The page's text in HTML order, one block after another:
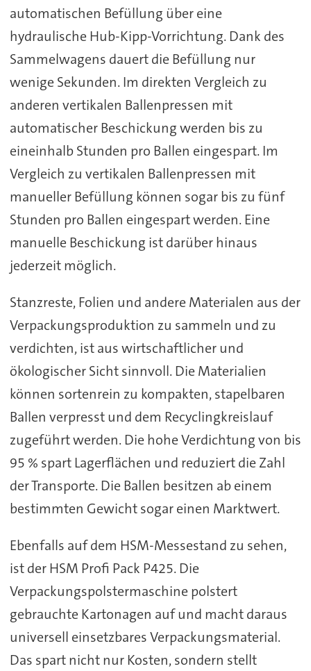
automatischen Befüllung über eine
hydraulische Hub-Kipp-Vorrichtung. Dank des
Sammelwagens dauert die Befüllung nur
wenige Sekunden. Im direkten Vergleich zu
anderen vertikalen Ballenpressen mit
automatischer Beschickung werden bis zu
eineinhalb Stunden pro Ballen eingespart. Im
Vergleich zu vertikalen Ballenpressen mit
manueller Befüllung können sogar bis zu fünf
Stunden pro Ballen eingespart werden. Eine
manuelle Beschickung ist darüber hinaus
jederzeit möglich.
Stanzreste, Folien und andere Materialen aus der
Verpackungsproduktion zu sammeln und zu
verdichten, ist aus wirtschaftlicher und
ökologischer Sicht sinnvoll. Die Materialien
können sortenrein zu kompakten, stapelbaren
Ballen verpresst und dem Recyclingkreislauf
zugeführt werden. Die hohe Verdichtung von bis
95 % spart Lagerflächen und reduziert die Zahl
der Transporte. Die Ballen besitzen ab einem
bestimmten Gewicht sogar einen Marktwert.
Ebenfalls auf dem HSM-Messestand zu sehen,
ist der HSM Profi Pack P425. Die
Verpackungspolstermaschine polstert
gebrauchte Kartonagen auf und macht daraus
universell einsetzbares Verpackungsmaterial.
Das spart nicht nur Kosten, sondern stellt